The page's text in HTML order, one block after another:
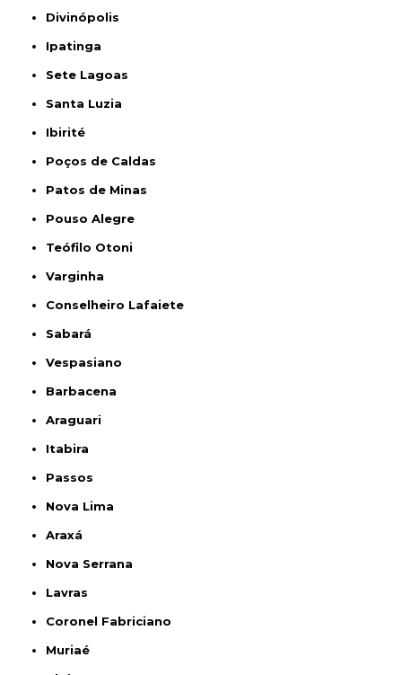
Divinópolis
Ipatinga
Sete Lagoas
Santa Luzia
Ibirité
Poços de Caldas
Patos de Minas
Pouso Alegre
Teófilo Otoni
Varginha
Conselheiro Lafaiete
Sabará
Vespasiano
Barbacena
Araguari
Itabira
Passos
Nova Lima
Araxá
Nova Serrana
Lavras
Coronel Fabriciano
Muriaé